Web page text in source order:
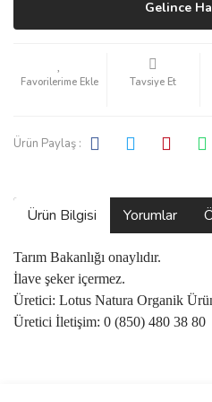
Gelince
Tavsiye Et
Ürün Paylaş :
Ürün Bilgisi Yorumlar
Tarım Bakanlığı onaylıdır.
İlave şeker içermez.
Üretici: Lotus Natura Organik
Üretici İletişim: 0 (850) 480 38 80